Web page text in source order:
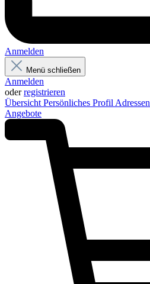
Anmelden
Menü schließen
Anmelden
oderregistrieren
Übersicht Persönliches Profil Adressen
Angebote